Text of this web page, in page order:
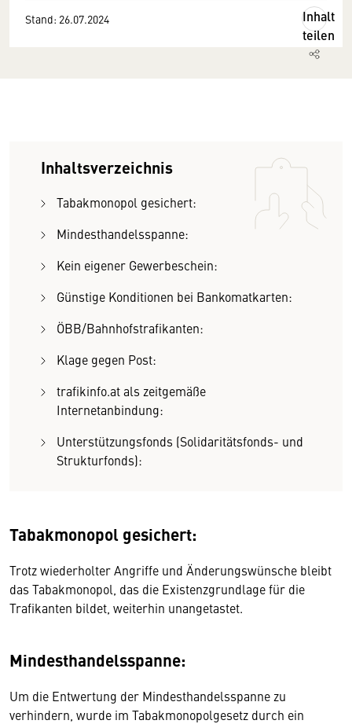
Stand: 26.07.2024
Inhalt
teilen
Inhaltsverzeichnis
Tabakmonopol gesichert:
Mindesthandelsspanne:
Kein eigener Gewerbeschein:
Günstige Konditionen bei Bankomatkarten:
ÖBB/Bahnhofstrafikanten:
Klage gegen Post:
trafikinfo.at als zeitgemäße
Internetanbindung:
Unterstützungsfonds (Solidaritätsfonds- und
Strukturfonds):
Tabakmonopol gesichert:
Trotz wiederholter Angriffe und Änderungswünsche bleibt
das Tabakmonopol, das die Existenzgrundlage für die
Trafikanten bildet, weiterhin unangetastet.
Mindesthandelsspanne:
Um die Entwertung der Mindesthandelsspanne zu
verhindern, wurde im Tabakmonopolgesetz durch ein